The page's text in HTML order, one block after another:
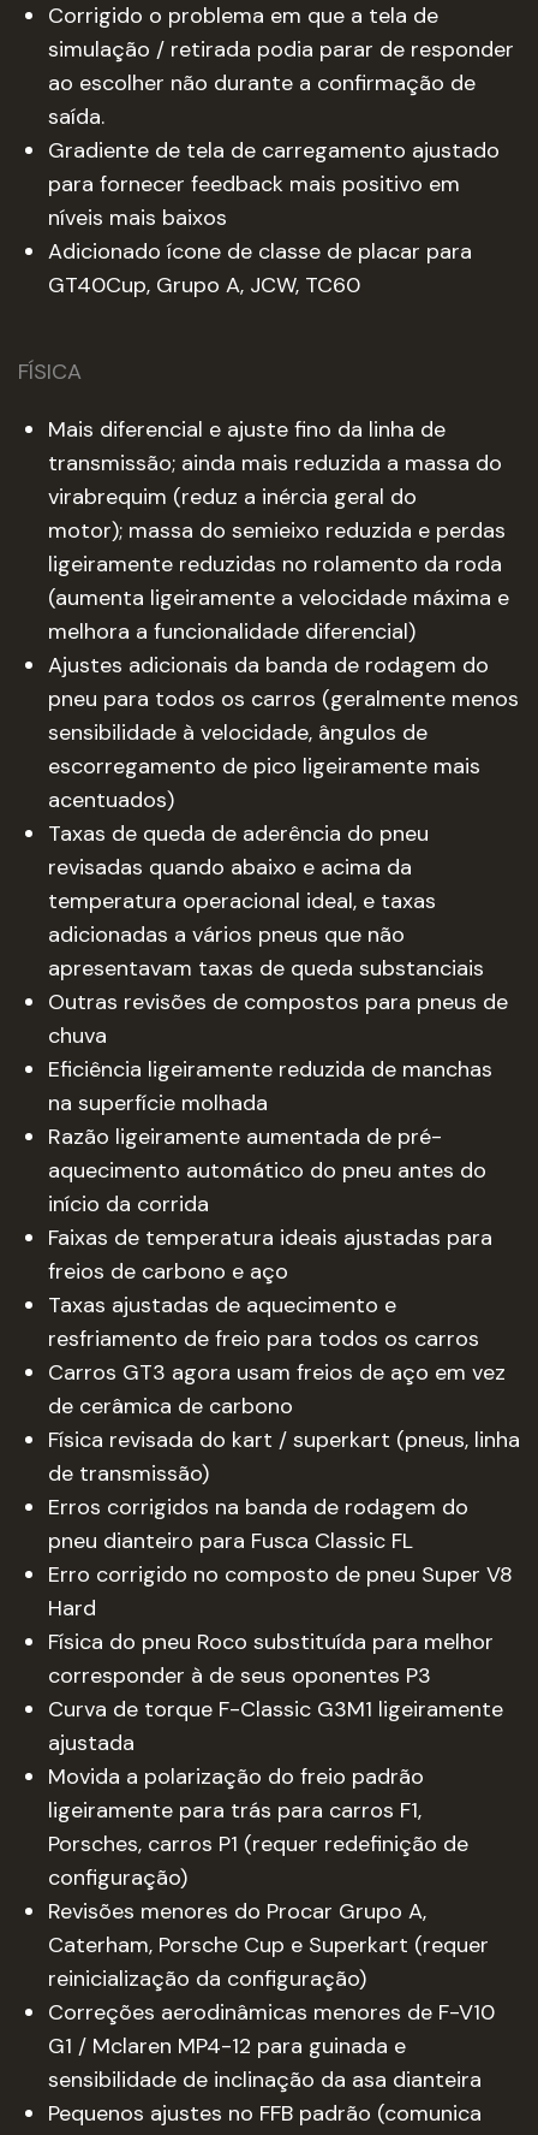
Corrigido o problema em que a tela de
simulação / retirada podia parar de responder
ao escolher não durante a confirmação de
saída.
Gradiente de tela de carregamento ajustado
para fornecer feedback mais positivo em
níveis mais baixos
Adicionado ícone de classe de placar para
GT40Cup, Grupo A, JCW, TC60
FÍSICA
Mais diferencial e ajuste fino da linha de
transmissão; ainda mais reduzida a massa do
virabrequim (reduz a inércia geral do
motor); massa do semieixo reduzida e perdas
ligeiramente reduzidas no rolamento da roda
(aumenta ligeiramente a velocidade máxima e
melhora a funcionalidade diferencial)
Ajustes adicionais da banda de rodagem do
pneu para todos os carros (geralmente menos
sensibilidade à velocidade, ângulos de
escorregamento de pico ligeiramente mais
acentuados)
Taxas de queda de aderência do pneu
revisadas quando abaixo e acima da
temperatura operacional ideal, e taxas
adicionadas a vários pneus que não
apresentavam taxas de queda substanciais
Outras revisões de compostos para pneus de
chuva
Eficiência ligeiramente reduzida de manchas
na superfície molhada
Razão ligeiramente aumentada de pré-
aquecimento automático do pneu antes do
início da corrida
Faixas de temperatura ideais ajustadas para
freios de carbono e aço
Taxas ajustadas de aquecimento e
resfriamento de freio para todos os carros
Carros GT3 agora usam freios de aço em vez
de cerâmica de carbono
Física revisada do kart / superkart (pneus, linha
de transmissão)
Erros corrigidos na banda de rodagem do
pneu dianteiro para Fusca Classic FL
Erro corrigido no composto de pneu Super V8
Hard
Física do pneu Roco substituída para melhor
corresponder à de seus oponentes P3
Curva de torque F-Classic G3M1 ligeiramente
ajustada
Movida a polarização do freio padrão
ligeiramente para trás para carros F1,
Porsches, carros P1 (requer redefinição de
configuração)
Revisões menores do Procar Grupo A,
Caterham, Porsche Cup e Superkart (requer
reinicialização da configuração)
Correções aerodinâmicas menores de F-V10
G1 / Mclaren MP4-12 para guinada e
sensibilidade de inclinação da asa dianteira
Pequenos ajustes no FFB padrão (comunica